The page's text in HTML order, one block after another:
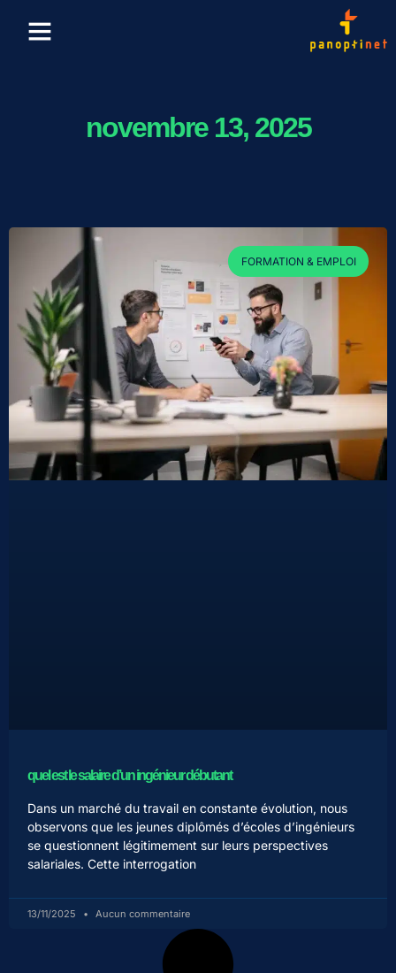
novembre 13, 2025
FORMATION & EMPLOI
quel est le salaire d’un ingénieur débutant
Dans un marché du travail en constante évolution, nous
observons que les jeunes diplômés d’écoles d’ingénieurs
se questionnent légitimement sur leurs perspectives
salariales. Cette interrogation
13/11/2025 Aucun commentaire